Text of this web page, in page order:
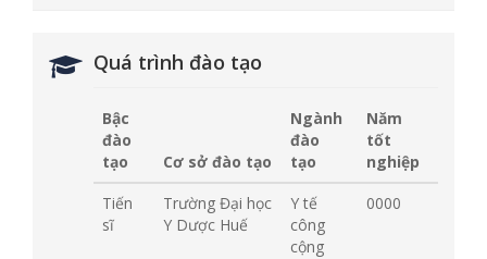
Quá trình đào tạo
Bậc
đào
tạo
Cơ sở đào tạo
Ngành
đào
tạo
Năm
tốt
nghiệp
Tiến
sĩ
Trường Đại học
Y Dược Huế
Y tế
công
cộng
0000